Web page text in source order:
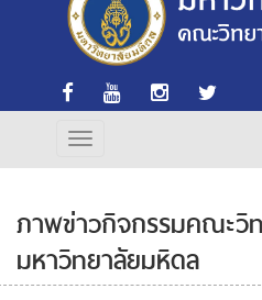
ภาพข่าวกิจกรรมคณะวิ
มหาวิทยาลัยมหิดล